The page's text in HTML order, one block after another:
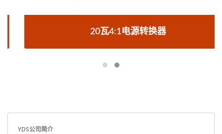
20瓦4:1电源转换器
YDS公司简介